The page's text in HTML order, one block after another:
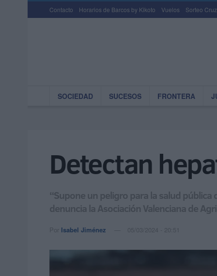
Contacto Horarios de Barcos by Kikoto Vuelos Sorteo
SOCIEDAD SUCESOS FRONTERA
Detectan
“Supone un peligro para la salud
denuncia la Asociación Valenciana de
Por Isabel Jiménez 05/03/2024 - 20:51